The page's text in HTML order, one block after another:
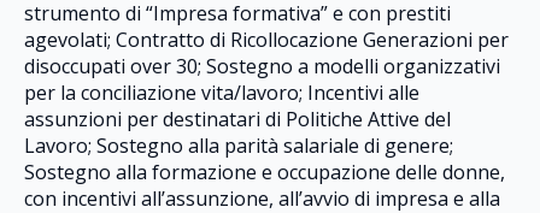
strumento di “Impresa formativa” e con prestiti
agevolati; Contratto di Ricollocazione Generazioni per
disoccupati over 30; Sostegno a modelli organizzativi
per la conciliazione vita/lavoro; Incentivi alle
assunzioni per destinatari di Politiche Attive del
Lavoro; Sostegno alla parità salariale di genere;
Sostegno alla formazione e occupazione delle donne,
con incentivi all’assunzione, all’avvio di impresa e alla